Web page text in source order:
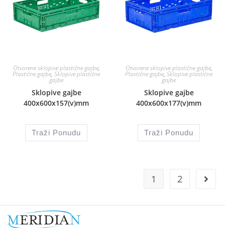
Otvorene sklopive plastične gajbe,
Plastične gajbe, Sklopive plastične
gajbe
Sklopive gajbe
400x600x157(v)mm
Traži Ponudu
Otvorene sklopive plastične gajbe,
Plastične gajbe, Sklopive plastične
gajbe
Sklopive gajbe
400x600x177(v)mm
Traži Ponudu
1 2